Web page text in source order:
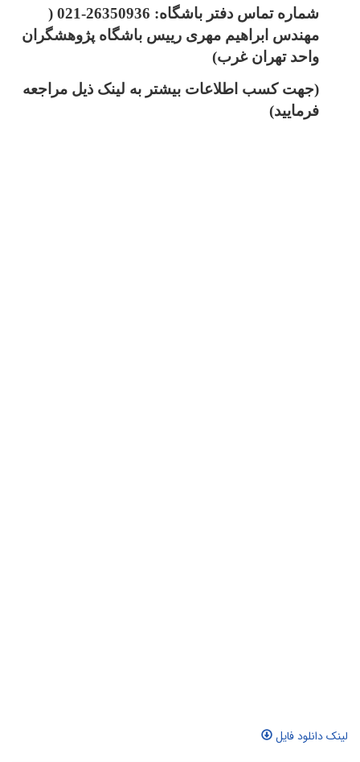
شماره تماس دفتر باشگاه: 26350936-021 (
مهندس ابراهیم مهری رییس باشگاه پژوهشگران
واحد تهران غرب)
(جهت کسب اطلاعات بیشتر به لینک ذیل مراجعه
فرمایید)
دانلود فایل